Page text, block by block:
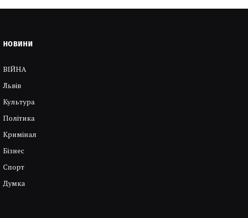
НОВИНИ
ВІЙНА
Львів
Культура
Політика
Кримінал
Бізнес
Спорт
Думка